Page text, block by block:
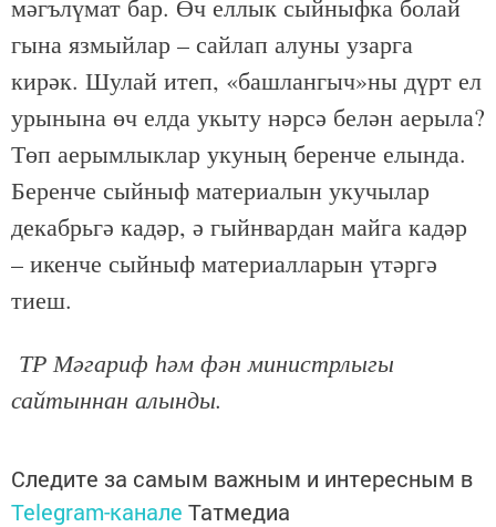
мәгълүмат бар. Өч еллык сыйныфка болай
гына язмыйлар – сайлап алуны узарга
кирәк. Шулай итеп, «башлангыч»ны дүрт ел
урынына өч елда укыту нәрсә белән аерыла?
Төп аерымлыклар укуның беренче елында.
Беренче сыйныф материалын укучылар
декабрьгә кадәр, ә гыйнвардан майга кадәр
– икенче сыйныф материалларын үтәргә
тиеш.
ТР Мәгариф һәм фән министрлыгы
сайтыннан алынды.
Следите за самым важным и интересным в
Telegram-канале Татмедиа